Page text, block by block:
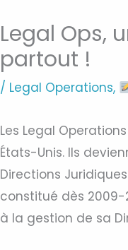
Legal Ops,
partout !
/ Legal Operations,
Les Legal
États-Unis. Ils
Directions
constitué dès 2009-
à la gestion de sa